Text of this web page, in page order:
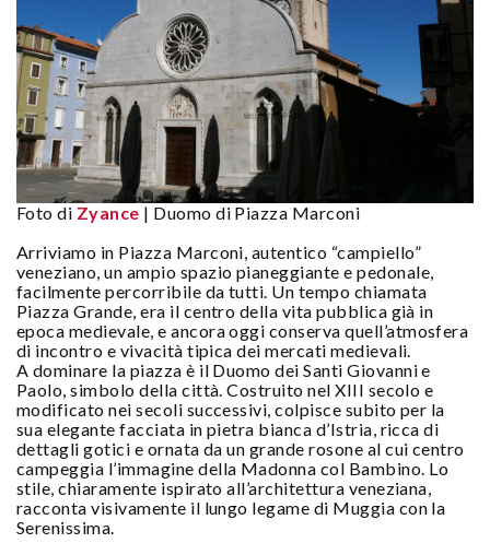
Foto di Zyance | Duomo di Piazza Marconi
Arriviamo in Piazza Marconi, autentico “campiello”
veneziano, un ampio spazio pianeggiante e pedonale,
facilmente percorribile da tutti. Un tempo chiamata
Piazza Grande, era il centro della vita pubblica già in
epoca medievale, e ancora oggi conserva quell’atmosfera
di incontro e vivacità tipica dei mercati medievali.
A dominare la piazza è il Duomo dei Santi Giovanni e
Paolo, simbolo della città. Costruito nel XIII secolo e
modificato nei secoli successivi, colpisce subito per la
sua elegante facciata in pietra bianca d’Istria, ricca di
dettagli gotici e ornata da un grande rosone al cui centro
campeggia l’immagine della Madonna col Bambino. Lo
stile, chiaramente ispirato all’architettura veneziana,
racconta visivamente il lungo legame di Muggia con la
Serenissima.